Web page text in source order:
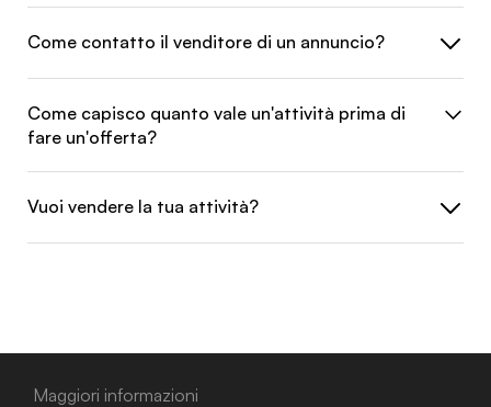
Come contatto il venditore di un annuncio?
Come capisco quanto vale un'attività prima di
fare un'offerta?
Vuoi vendere la tua attività?
Maggiori informazioni